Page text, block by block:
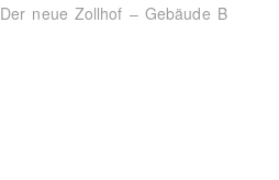
Der neue Zollhof – Gebäude B